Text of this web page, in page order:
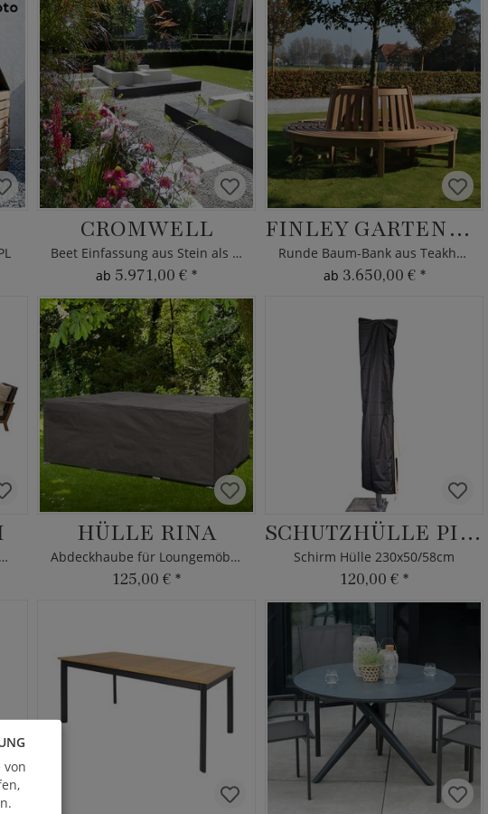
CROMWELL
Beet Einfassung aus Stein als Sitzbank
ab 5.971,00 € *
FINLEY GARTENBANK
Runde Baum-Bank aus Teakholz - modern
ab 3.650,00 € *
5-Sitzer Loungegruppe Holzoptik
HÜLLE RINA
Abdeckhaube für Loungemöbel 140x140cm
125,00 € *
SCHUTZHÜLLE PIDANO
Schirm Hülle 230x50/58cm
120,00 € *
von